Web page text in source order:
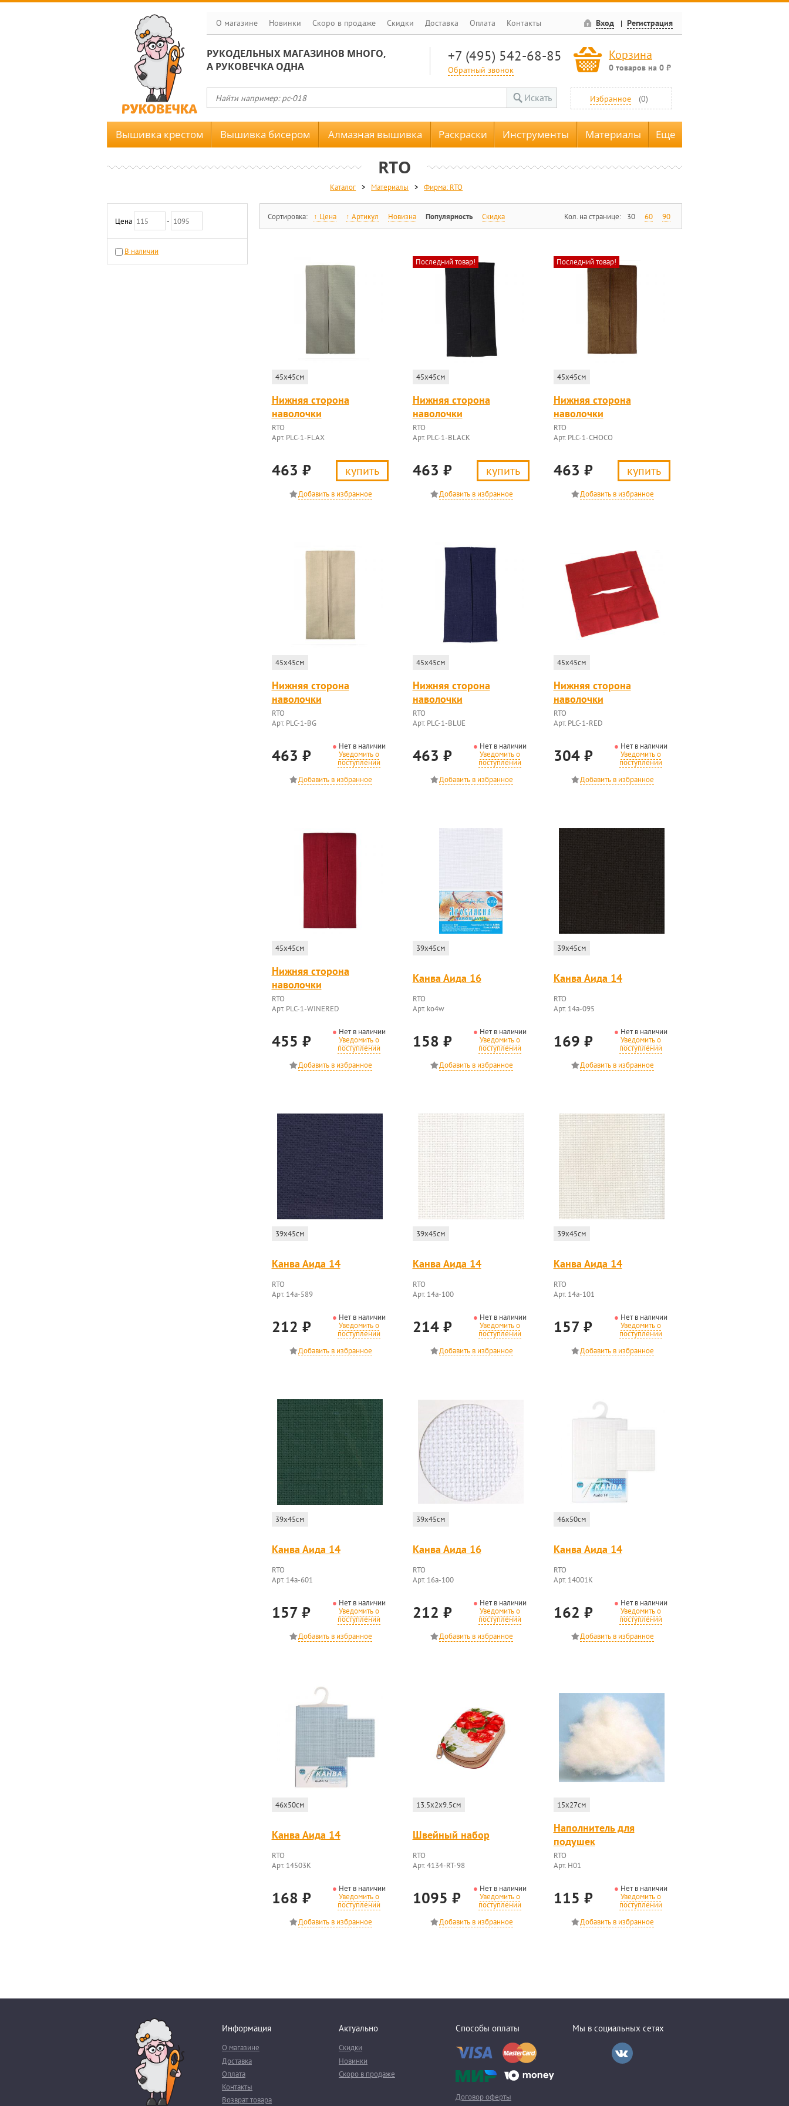
О магазине Новинки Скоро в продаже Скидки Доставка Оплата Контакты Вход Регистрация
РУКОДЕЛЬНЫХ МАГАЗИНОВ МНОГО,
А РУКОВЕЧКА ОДНА
+7 (495) 542-68-85
Обратный звонок
Корзина
0 товаров на 0 ₽
Искать Избранное (0)
Вышивка крестом Вышивка бисером Алмазная вышивка Раскраски Инструменты Материалы Еще
RTO
Каталог > Материалы > Фирма: RTO
Цена -
В наличии
Сортировка: Цена Артикул Новизна Популярность Скидка Кол. на странице: 30 60 90
45x45см
Нижняя сторона
наволочки
RTO
Арт. PLC-1-FLAX
463 ₽ купить
Последний товар!
45x45см
Нижняя сторона
наволочки
RTO
Арт. PLC-1-BLACK
463 ₽ купить
Последний товар!
45x45см
Нижняя сторона
наволочки
RTO
Арт. PLC-1-CHOCO
463 ₽ купить
45x45см
Нижняя сторона
наволочки
RTO
Арт. PLC-1-BG
463 ₽
Нет в наличии
Уведомить о
поступлении
45x45см
Нижняя сторона
наволочки
RTO
Арт. PLC-1-BLUE
463 ₽
Нет в наличии
Уведомить о
поступлении
45x45см
Нижняя сторона
наволочки
RTO
Арт. PLC-1-RED
304 ₽
Нет в наличии
Уведомить о
поступлении
45x45см
Нижняя сторона
наволочки
RTO
Арт. PLC-1-WINERED
455 ₽
Нет в наличии
Уведомить о
поступлении
39x45см
Канва Аида 16
RTO
Арт. ko4w
158 ₽
Нет в наличии
Уведомить о
поступлении
39x45см
Канва Аида 14
RTO
Арт. 14a-095
169 ₽
Нет в наличии
Уведомить о
поступлении
39x45см
Канва Аида 14
RTO
Арт. 14a-589
212 ₽
Нет в наличии
Уведомить о
поступлении
39x45см
Канва Аида 14
RTO
Арт. 14a-100
214 ₽
Нет в наличии
Уведомить о
поступлении
39x45см
Канва Аида 14
RTO
Арт. 14a-101
157 ₽
Нет в наличии
Уведомить о
поступлении
39x45см
Канва Аида 14
RTO
Арт. 14a-601
157 ₽
Нет в наличии
Уведомить о
поступлении
39x45см
Канва Аида 16
RTO
Арт. 16a-100
212 ₽
Нет в наличии
Уведомить о
поступлении
46x50см
Канва Аида 14
RTO
Арт. 14001К
162 ₽
Нет в наличии
Уведомить о
поступлении
46x50см
Канва Аида 14
RTO
Арт. 14503К
168 ₽
Нет в наличии
Уведомить о
поступлении
13.5x2x9.5см
Швейный набор
RTO
Арт. 4134-RT-98
1095 ₽
Нет в наличии
Уведомить о
поступлении
15x27см
Наполнитель для
подушек
RTO
Арт. H01
115 ₽
Нет в наличии
Уведомить о
поступлении
Информация
О магазине
Доставка
Оплата
Контакты
Возврат товара
Актуально
Скидки
Новинки
Скоро в продаже
Способы оплаты
Договор оферты
Мы в социальных сетях